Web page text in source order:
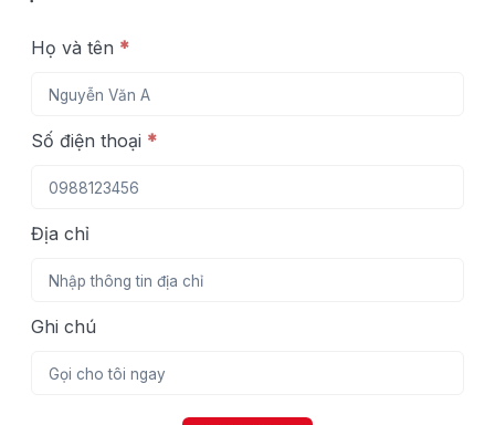
Họ và tên *
Số điện thoại *
Địa chỉ
Ghi chú